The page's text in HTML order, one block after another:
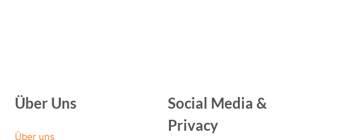
Über Uns
Über uns
Social Media &
Privacy